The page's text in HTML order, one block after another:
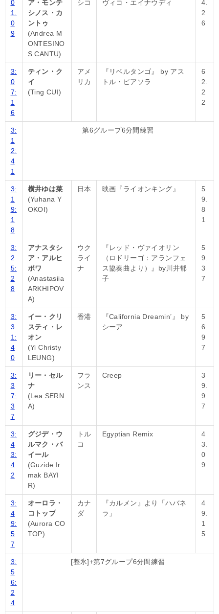
0
1:
0
9
ア・モンテ
シノス・カ
ントゥ
(Andrea M
ONTESINO
S CANTU)
シコ ヴィコ・エイナウディ
4.
2
6
3:
0
7:
1
6
ティン・ク
イ
(Ting CUI)
アメ
リカ
『リベルタンゴ』 by アス
トル・ピアソラ
6
2.
2
2
3:
1
2:
4
1
第6グループ6分間練習
3:
1
9:
1
8
横井ゆは菜
(Yuhana Y
OKOI)
日本 映画『ライオンキング』
5
9.
8
1
3:
2
5:
2
8
アナスタシ
ア・アルヒ
ポワ
(Anastasiia
ARKHIPOV
A)
ウク
ライ
ナ
『レッド・ヴァイオリン
（ロドリーゴ：アランフェ
ス協奏曲より）』by川井郁
子
5
9.
3
7
3:
3
1:
4
0
イー・クリ
スティ・レ
オン
(Yi Christy
LEUNG)
香港
『California Dreamin’』 by
シーア
5
6.
9
7
3:
3
7:
3
7
リー・セル
ナ
(Lea SERN
A)
フラ
ンス
Creep
3
9.
9
7
3:
4
3:
4
2
グジデ・ウ
ルマク・バ
イール
(Guzide Ir
mak BAYI
R)
トル
コ
Egyptian Remix
4
3.
0
9
3:
4
9:
5
7
オーロラ・
コトップ
(Aurora CO
TOP)
カナ
ダ
『カルメン』より「ハバネ
ラ」
4
9.
1
5
3:
5
6:
2
4
[整氷]+第7グループ6分間練習